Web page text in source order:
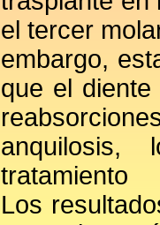
el tercer
embargo,
que el
tratamiento
Los